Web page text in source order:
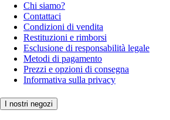
Chi siamo?
Contattaci
Condizioni di vendita
Restituzioni e rimborsi
Esclusione di responsabilità legale
Metodi di pagamento
Prezzi e opzioni di consegna
Informativa sulla privacy
I nostri negozi